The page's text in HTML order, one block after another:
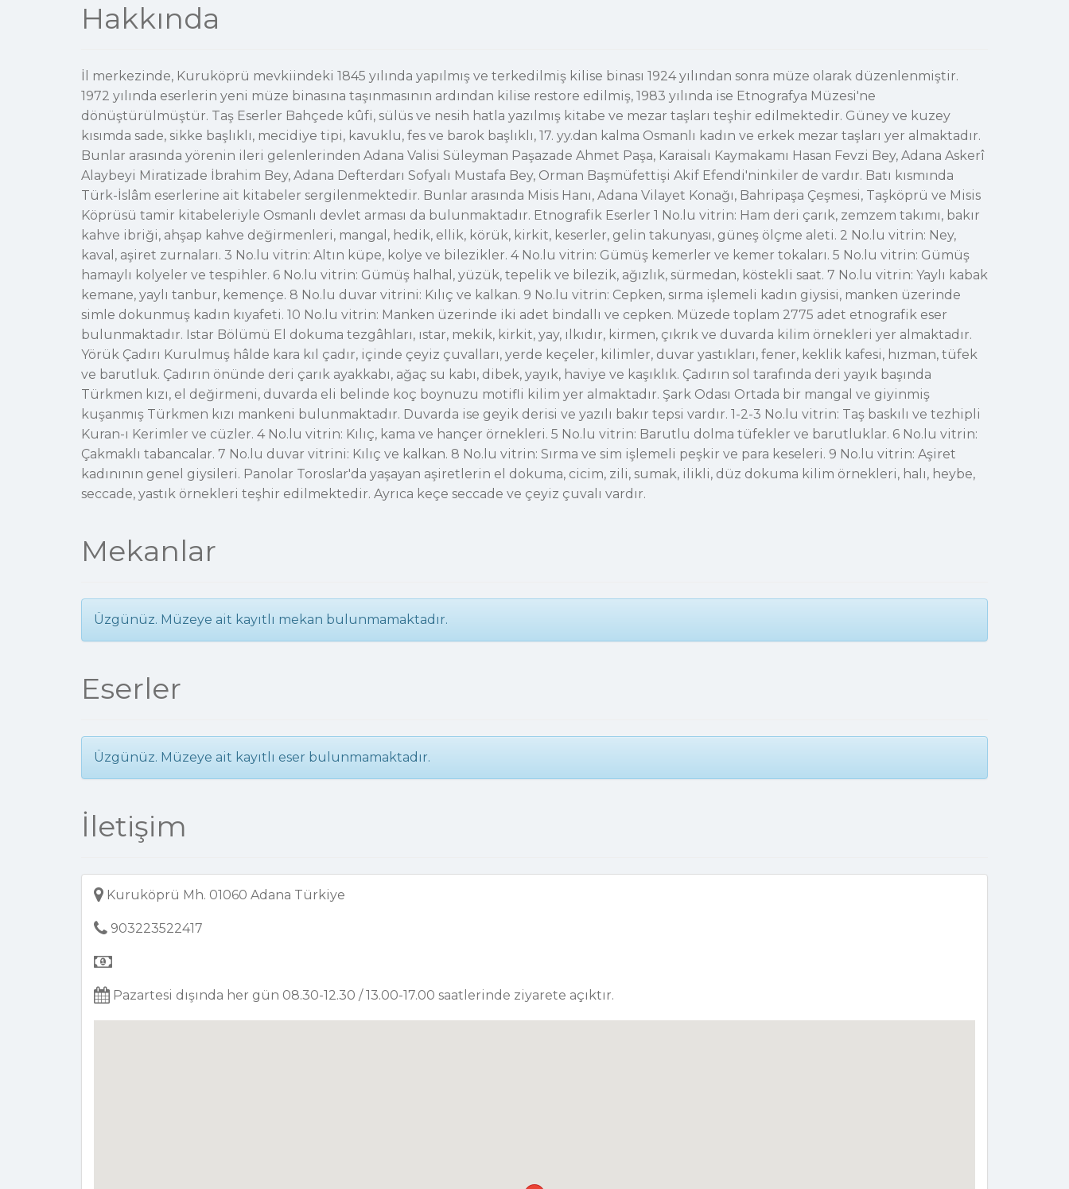
Hakkında
İl merkezinde, Kuruköprü mevkiindeki 1845 yılında yapılmış ve terkedilmiş kilise binası 1924 yılından sonra müze olarak düzenlenmiştir.
1972 yılında eserlerin yeni müze binasına taşınmasının ardından kilise restore edilmiş, 1983 yılında ise Etnografya Müzesi'ne
dönüştürülmüştür. Taş Eserler Bahçede kûfi, sülüs ve nesih hatla yazılmış kitabe ve mezar taşları teşhir edilmektedir. Güney ve kuzey
kısımda sade, sikke başlıklı, mecidiye tipi, kavuklu, fes ve barok başlıklı, 17. yy.dan kalma Osmanlı kadın ve erkek mezar taşları yer almaktadır.
Bunlar arasında yörenin ileri gelenlerinden Adana Valisi Süleyman Paşazade Ahmet Paşa, Karaisalı Kaymakamı Hasan Fevzi Bey, Adana Askerî
Alaybeyi Miratizade İbrahim Bey, Adana Defterdarı Sofyalı Mustafa Bey, Orman Başmüfettişi Akif Efendi'ninkiler de vardır. Batı kısmında
Türk-İslâm eserlerine ait kitabeler sergilenmektedir. Bunlar arasında Misis Hanı, Adana Vilayet Konağı, Bahripaşa Çeşmesi, Taşköprü ve Misis
Köprüsü tamir kitabeleriyle Osmanlı devlet arması da bulunmaktadır. Etnografik Eserler 1 No.lu vitrin: Ham deri çarık, zemzem takımı, bakır
kahve ibriği, ahşap kahve değirmenleri, mangal, hedik, ellik, körük, kirkit, keserler, gelin takunyası, güneş ölçme aleti. 2 No.lu vitrin: Ney,
kaval, aşiret zurnaları. 3 No.lu vitrin: Altın küpe, kolye ve bilezikler. 4 No.lu vitrin: Gümüş kemerler ve kemer tokaları. 5 No.lu vitrin: Gümüş
hamaylı kolyeler ve tespihler. 6 No.lu vitrin: Gümüş halhal, yüzük, tepelik ve bilezik, ağızlık, sürmedan, köstekli saat. 7 No.lu vitrin: Yaylı kabak
kemane, yaylı tanbur, kemençe. 8 No.lu duvar vitrini: Kılıç ve kalkan. 9 No.lu vitrin: Cepken, sırma işlemeli kadın giysisi, manken üzerinde
simle dokunmuş kadın kıyafeti. 10 No.lu vitrin: Manken üzerinde iki adet bindallı ve cepken. Müzede toplam 2775 adet etnografik eser
bulunmaktadır. Istar Bölümü El dokuma tezgâhları, ıstar, mekik, kirkit, yay, ılkıdır, kirmen, çıkrık ve duvarda kilim örnekleri yer almaktadır.
Yörük Çadırı Kurulmuş hâlde kara kıl çadır, içinde çeyiz çuvalları, yerde keçeler, kilimler, duvar yastıkları, fener, keklik kafesi, hızman, tüfek
ve barutluk. Çadırın önünde deri çarık ayakkabı, ağaç su kabı, dibek, yayık, haviye ve kaşıklık. Çadırın sol tarafında deri yayık başında
Türkmen kızı, el değirmeni, duvarda eli belinde koç boynuzu motifli kilim yer almaktadır. Şark Odası Ortada bir mangal ve giyinmiş
kuşanmış Türkmen kızı mankeni bulunmaktadır. Duvarda ise geyik derisi ve yazılı bakır tepsi vardır. 1-2-3 No.lu vitrin: Taş baskılı ve tezhipli
Kuran-ı Kerimler ve cüzler. 4 No.lu vitrin: Kılıç, kama ve hançer örnekleri. 5 No.lu vitrin: Barutlu dolma tüfekler ve barutluklar. 6 No.lu vitrin:
Çakmaklı tabancalar. 7 No.lu duvar vitrini: Kılıç ve kalkan. 8 No.lu vitrin: Sırma ve sim işlemeli peşkir ve para keseleri. 9 No.lu vitrin: Aşiret
kadınının genel giysileri. Panolar Toroslar'da yaşayan aşiretlerin el dokuma, cicim, zili, sumak, ilikli, düz dokuma kilim örnekleri, halı, heybe,
seccade, yastık örnekleri teşhir edilmektedir. Ayrıca keçe seccade ve çeyiz çuvalı vardır.
Mekanlar
Üzgünüz. Müzeye ait kayıtlı mekan bulunmamaktadır.
Eserler
Üzgünüz. Müzeye ait kayıtlı eser bulunmamaktadır.
İletişim
Kuruköprü Mh. 01060 Adana Türkiye
903223522417
Pazartesi dışında her gün 08.30-12.30 / 13.00-17.00 saatlerinde ziyarete açıktır.